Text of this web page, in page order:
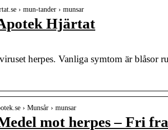
› mun-tander › munsar
Hjärtat
herpes. Vanliga symtom är
› Munsår › munsar
mot herpes – Fri